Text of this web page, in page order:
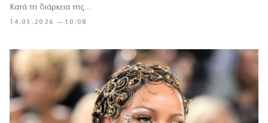
14.05.2026 — 10:08
Κατά τη διάρκεια της…